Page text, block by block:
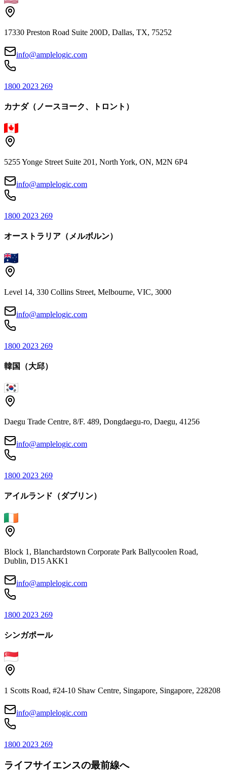
17330 Preston Road Suite 200D, Dallas, TX, 75252
info@amplelogic.com
1800 2023 269
カナダ（ノースヨーク、トロント）
5255 Yonge Street Suite 201, North York, ON, M2N 6P4
info@amplelogic.com
1800 2023 269
オーストラリア（メルボルン）
Level 14, 330 Collins Street, Melbourne, VIC, 3000
info@amplelogic.com
1800 2023 269
韓国（大邱）
Daegu Trade Centre, 8/F. 489, Dongdaegu-ro, Daegu, 41256
info@amplelogic.com
1800 2023 269
アイルランド（ダブリン）
Block 1, Blanchardstown Corporate Park Ballycoolen Road,
Dublin, D15 AKK1
info@amplelogic.com
1800 2023 269
シンガポール
1 Scotts Road, #24-10 Shaw Centre, Singapore, Singapore, 228208
info@amplelogic.com
1800 2023 269
ライフサイエンスの最前線へ